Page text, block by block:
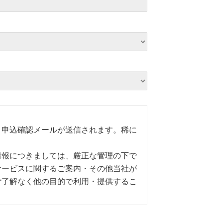
込確認メールが送信されます。稀に
につきましては、厳正な管理の下で
ビスに関するご案内・その他当社が
解なく他の目的で利用・提供するこ